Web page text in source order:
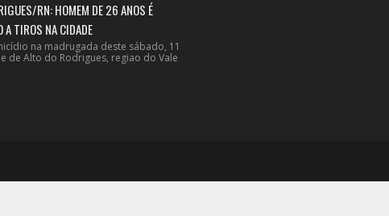
RN: HOMEM DE 26 ANOS É
A TIROS NA CIDADE
na madrugada deste sábado, 11
de Alto do Rodrigues, regiao do Vale